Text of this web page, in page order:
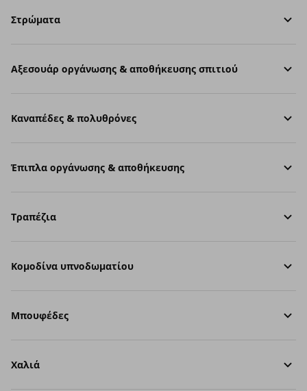
Στρώματα
Aξεσουάρ οργάνωσης & αποθήκευσης σπιτιού
Καναπέδες & πολυθρόνες
Έπιπλα οργάνωσης & αποθήκευσης
Τραπέζια
Κομοδίνα υπνοδωματίου
Μπουφέδες
Χαλιά